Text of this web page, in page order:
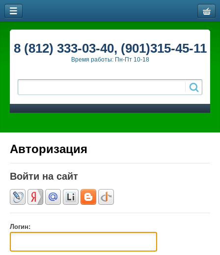
8 (812) 333-03-40, (901)315-45-11
Время работы: Пн-Пт 10-18
Авторизация
Войти на сайт
Логин: